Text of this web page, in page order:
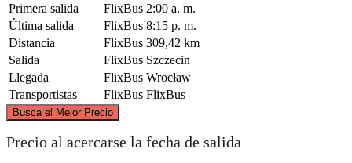
Primera salida
FlixBus 2:00 a. m.
Última salida
FlixBus 8:15 p. m.
Distancia
FlixBus 309,42 km
Salida
FlixBus Szczecin
Llegada
FlixBus Wrocław
Transportistas
FlixBus FlixBus
Busca el Mejor Precio
©
Precio al acercarse la fecha de salida